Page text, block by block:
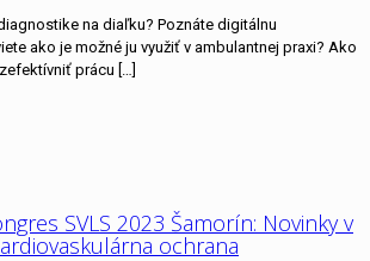
na diaľku? Poznáte digitálnu
ako je možné ju využiť v ambulantnej praxi? Ako
prácu […]
SVLS 2023 Šamorín: Novinky v
ochrana